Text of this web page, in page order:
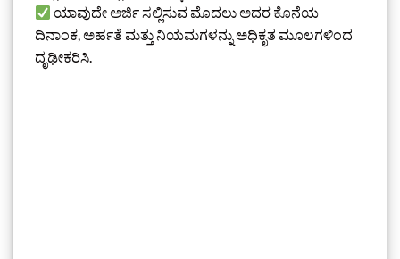
ಯಾವುದೇ ಅರ್ಜಿ ಸಲ್ಲಿಸುವ ಮೊದಲು ಅದರ ಕೊನೆಯ
ದಿನಾಂಕ, ಅರ್ಹತೆ ಮತ್ತು ನಿಯಮಗಳನ್ನು ಅಧಿಕೃತ ಮೂಲಗಳಿಂದ
ದೃಢೀಕರಿಸಿ.